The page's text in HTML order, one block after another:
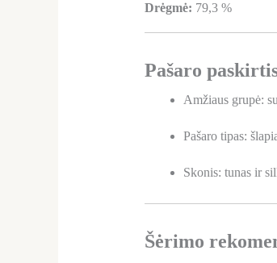
Drėgmė: 79,3 %
Pašaro
Amžiaus grupė:
Pašaro tipas:
Skonis: tunas ir
Šėrimo